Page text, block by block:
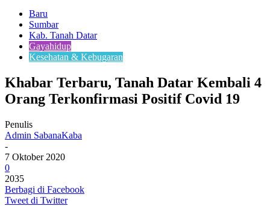
Baru
Sumbar
Kab. Tanah Datar
Gayahidup
Kesehatan & Kebugaran
Khabar Terbaru, Tanah Datar Kembali 4
Orang Terkonfirmasi Positif Covid 19
Penulis
Admin SabanaKaba
-
7 Oktober 2020
0
2035
Berbagi di Facebook
Tweet di Twitter